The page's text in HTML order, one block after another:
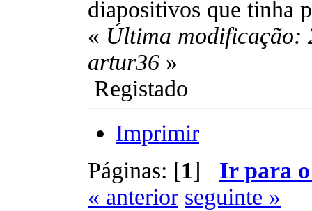
diapositivos que tinha
« Última modificação:
artur36 »
Registado
Imprimir
Páginas: [1] Ir para
« anterior seguinte »